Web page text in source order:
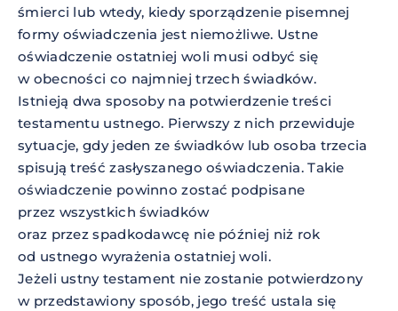
śmierci lub wtedy, kiedy sporządzenie pisemnej
formy oświadczenia jest niemożliwe. Ustne
oświadczenie ostatniej woli musi odbyć się
w obecności co najmniej trzech świadków.
Istnieją dwa sposoby na potwierdzenie treści
testamentu ustnego. Pierwszy z nich przewiduje
sytuacje, gdy jeden ze świadków lub osoba trzecia
spisują treść zasłyszanego oświadczenia. Takie
oświadczenie powinno zostać podpisane
przez wszystkich świadków
oraz przez spadkodawcę nie później niż rok
od ustnego wyrażenia ostatniej woli.
Jeżeli ustny testament nie zostanie potwierdzony
w przedstawiony sposób, jego treść ustala się